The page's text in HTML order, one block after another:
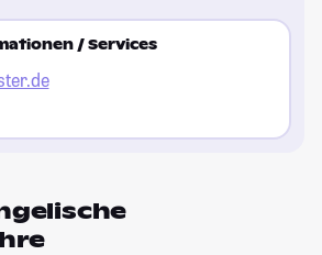
/ Services